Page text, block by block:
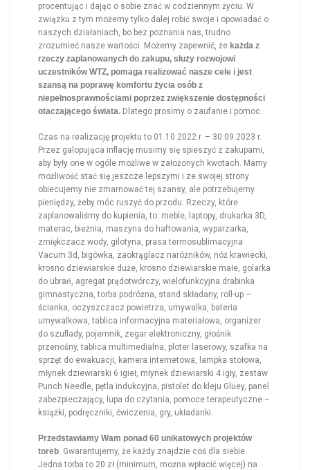
procentując i dając o sobie znać w codziennym życiu. W
związku z tym możemy tylko dalej robić swoje i opowiadać o
naszych działaniach, bo bez poznania nas, trudno
zrozumieć nasze wartości. Możemy zapewnić, że każda z
rzeczy zaplanowanych do zakupu, służy rozwojowi
uczestników WTZ, pomaga realizować nasze cele i jest
szansą na poprawę komfortu życia osób z
niepełnosprawnościami poprzez zwiększenie dostępności
otaczającego świata. Dlatego prosimy o zaufanie i pomoc.
Czas na realizację projektu to 01.10.2022 r. – 30.09.2023 r.
Przez galopująca inflację musimy się spieszyć z zakupami,
aby były one w ogóle możliwe w założonych kwotach. Mamy
możliwość stać się jeszcze lepszymi i ze swojej strony
obiecujemy nie zmarnować tej szansy, ale potrzebujemy
pieniędzy, żeby móc ruszyć do przodu. Rzeczy, które
zaplanowaliśmy do kupienia, to: meble, laptopy, drukarka 3D,
materac, bieżnia, maszyna do haftowania, wyparzarka,
zmiękczacz wody, gilotyna, prasa termosublimacyjna
Vacum 3d, bigówka, zaokrąglacz naróżników, nóż krawiecki,
krosno dziewiarskie duże, krosno dziewiarskie małe, golarka
do ubrań, agregat prądotwórczy, wielofunkcyjna drabinka
gimnastyczna, torba podróżna, stand składany, roll-up –
ścianka, oczyszczacz powietrza, umywalka, bateria
umywalkowa, tablica informacyjna materiałowa, organizer
do szuflady, pojemnik, zegar elektroniczny, głośnik
przenośny, tablica multimedialna, ploter laserowy, szafka na
sprzęt do ewakuacji, kamera internetowa, lampka stołowa,
młynek dziewiarski 6 igieł, młynek dziewiarski 4 igły, zestaw
Punch Needle, pętla indukcyjna, pistolet do kleju Gluey, panel
zabezpieczający, lupa do czytania, pomoce terapeutyczne –
książki, podręczniki, ćwiczenia, gry, układanki.
Przedstawiamy Wam ponad 60 unikatowych projektów
toreb . Gwarantujemy, że każdy znajdzie coś dla siebie.
Jedna torba to 20 zł (minimum, można wpłacić więcej) na